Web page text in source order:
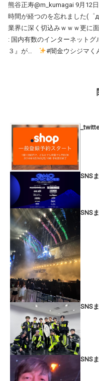
熊谷正寿@m_kumagai 9月12日
時間が経つのを忘れました(
業界に深く切込みｗｗｗ更に
: 国内有数のインターネット
３』が…
#闇金ウシジマく
SNS
SNS
SNS
SNS